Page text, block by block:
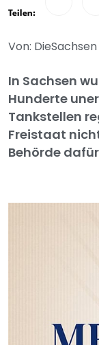
Teilen:
Von:
In Sachsen
Hunderte
Tankstellen
Freistaat
Behörde